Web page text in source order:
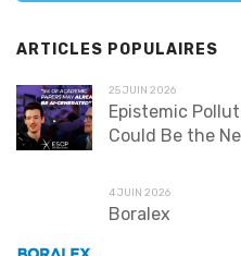
ARTICLES POPULAIRES
25 JUIN 2026
Epistemic
Could Be the
4 JUIN 2026
Boralex